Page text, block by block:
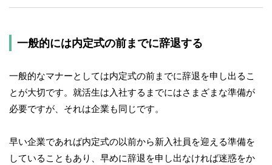
一般的には内定式の前までに辞退する
一般的なマナーとしては内定式の前までに辞退を申し出るこ
とが大切です。就活生は入社するまでにはさまざまな準備が
必要ですが、それは企業も同じです。
早い企業であれば内定式の以前から新入社員を迎える準備を
していることもあり、早めに辞退を申し出なければ迷惑をか